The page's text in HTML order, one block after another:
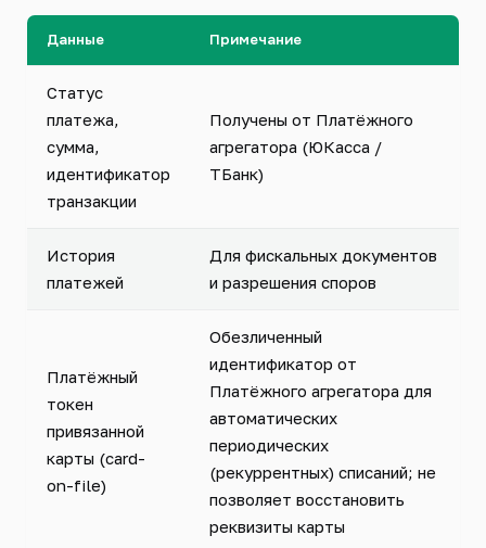
Данные Примечание
Статус
платежа,
сумма,
идентификатор
транзакции
Получены от Платёжного
агрегатора (ЮКасса /
ТБанк)
История
платежей
Для фискальных документов
и разрешения споров
Платёжный
токен
привязанной
карты (card-
on-file)
Обезличенный
идентификатор от
Платёжного агрегатора для
автоматических
периодических
(рекуррентных) списаний; не
позволяет восстановить
реквизиты карты